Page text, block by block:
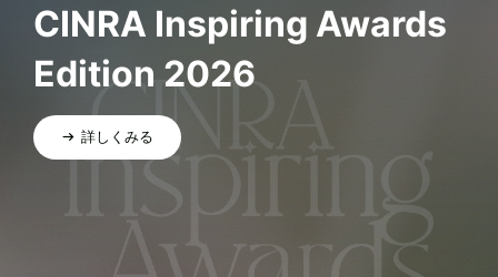
CINRA Inspiring Awards
Edition 2026
詳しくみる